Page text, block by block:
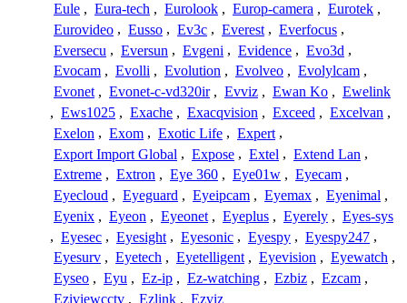
Eule , Eura-tech , Eurolook , Europ-camera , Eurotek ,
Eurovideo , Eusso , Ev3c , Everest , Everfocus ,
Eversecu , Eversun , Evgeni , Evidence , Evo3d ,
Evocam , Evolli , Evolution , Evolveo , Evolylcam ,
Evonet , Evonet-c-vd320ir , Evviz , Ewan Ko , Ewelink
, Ews1025 , Exache , Exacqvision , Exceed , Excelvan ,
Exelon , Exom , Exotic Life , Expert ,
Export Import Global , Expose , Extel , Extend Lan ,
Extreme , Extron , Eye 360 , Eye01w , Eyecam ,
Eyecloud , Eyeguard , Eyeipcam , Eyemax , Eyenimal ,
Eyenix , Eyeon , Eyeonet , Eyeplus , Eyerely , Eyes-sys
, Eyesec , Eyesight , Eyesonic , Eyespy , Eyespy247 ,
Eyesurv , Eyetech , Eyetelligent , Eyevision , Eyewatch ,
Eyseo , Eyu , Ez-ip , Ez-watching , Ezbiz , Ezcam ,
Eziviewcctv , Ezlink , Ezviz